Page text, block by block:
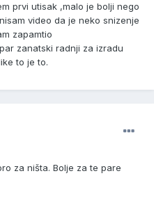
prvi utisak ,malo je bolji nego
video da je neko snizenje
zapamtio
zanatski radnji za izradu
to je to.
za ništa. Bolje za te pare